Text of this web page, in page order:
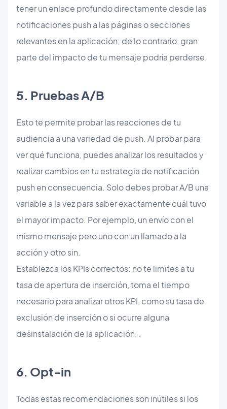
tener un enlace profundo directamente desde las
notificaciones push a las páginas o secciones
relevantes en la aplicación; de lo contrario, gran
parte del impacto de tu mensaje podría perderse.
5. Pruebas A/B
Esto te permite probar las reacciones de tu
audiencia a una variedad de push. Al probar para
ver qué funciona, puedes analizar los resultados y
realizar cambios en tu estrategia de notificación
push en consecuencia. Solo debes probar A/B una
variable a la vez para saber exactamente cuál tuvo
el mayor impacto. Por ejemplo, un envío con el
mismo mensaje pero uno con un llamado a la
acción y otro sin.
Establezca los KPIs correctos: no te limites a tu
tasa de apertura de inserción, toma el tiempo
necesario para analizar otros KPI, como su tasa de
exclusión de inserción o si ocurre alguna
desinstalación de la aplicación. .
6. Opt-in
Todas estas recomendaciones son inútiles si los